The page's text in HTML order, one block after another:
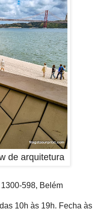
de arquitetura
598, Belém
10h às 19h. Fecha às